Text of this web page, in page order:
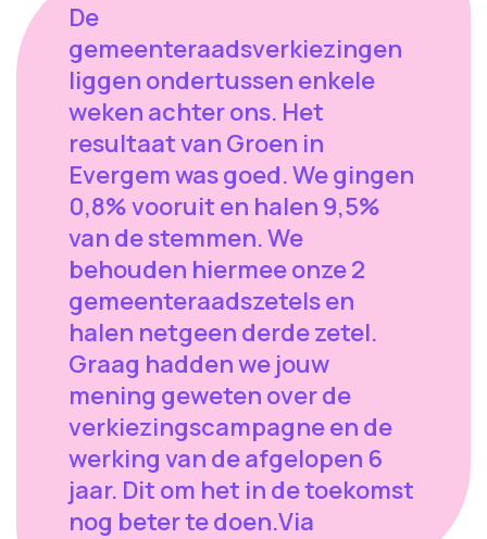
De
gemeenteraadsverkiezingen
liggen ondertussen enkele
weken achter ons. Het
resultaat van Groen in
Evergem was goed. We gingen
0,8% vooruit en halen 9,5%
van de stemmen. We
behouden hiermee onze 2
gemeenteraadszetels en
halen netgeen derde zetel.
Graag hadden we jouw
mening geweten over de
verkiezingscampagne en de
werking van de afgelopen 6
jaar. Dit om het in de toekomst
nog beter te doen.Via